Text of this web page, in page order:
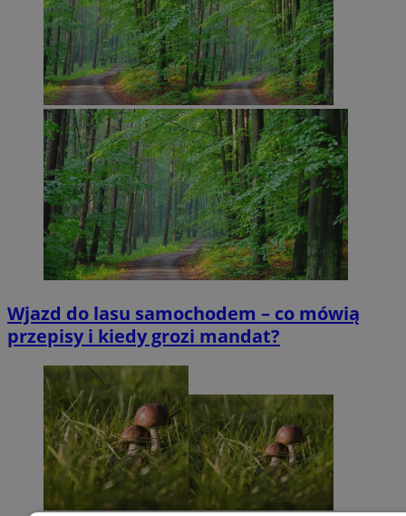
Wjazd do lasu samochodem – co mówią
przepisy i kiedy grozi mandat?